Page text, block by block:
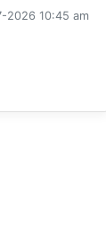
2026 10:45 am